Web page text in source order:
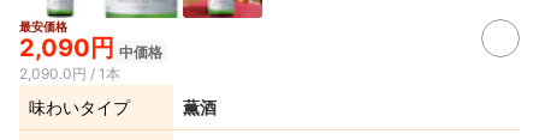
最安価格
2,090円 中価格
2,090.0円 / 1本
味わいタイプ 薫酒